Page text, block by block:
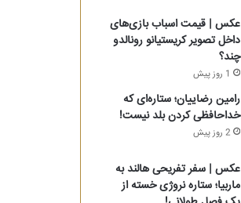
عکس | قیمت اسباب بازی‌های
داخل تصویر کریستیانو رونالدو
چند؟
1 روز پیش
رامین رضاییان؛ ستاره‌ای که
خداحافظی کردن بلد نیست!
2 روز پیش
عکس | سفر تفریحی هالند به
ماربیا؛ ستاره نروژی خسته از